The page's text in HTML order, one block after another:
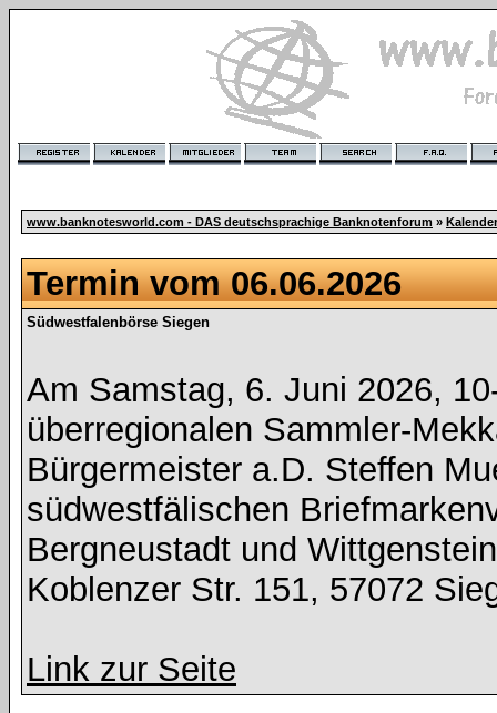
www.banknotesworld.com - DAS deutschsprachige Banknotenforum » Kalender
Termin vom 06.06.2026
Südwestfalenbörse Siegen
Am Samstag, 6. Juni 2026,
überregionalen Sammler-
Bürgermeister a.D. Steffen
südwestfälischen
Bergneustadt und
Koblenzer Str. 151, 57072
Link zur Seite